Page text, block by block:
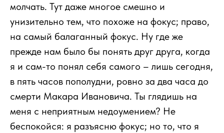
молчать. Тут даже многое смешно и
унизительно тем, что похоже на фокус; право,
на самый балаганный фокус. Ну где же
прежде нам было бы понять друг друга, когда
я и сам-то понял себя самого – лишь сегодня,
в пять часов пополудни, ровно за два часа до
смерти Макара Ивановича. Ты глядишь на
меня с неприятным недоумением? Не
беспокойся: я разъясню фокус; но то, что я